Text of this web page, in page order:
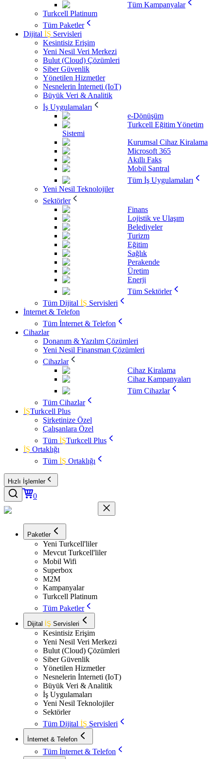
Tüm Kampanyalar
Turkcell Platinum
Tüm Paketler
Dijital İŞ Servisleri
Kesintisiz Erişim
Yeni Nesil Veri Merkezi
Bulut (Cloud) Çözümleri
Siber Güvenlik
Yönetilen Hizmetler
Nesnelerin İnterneti (IoT)
Büyük Veri & Analitik
İş Uygulamaları
e-Dönüşüm
Turkcell Eğitim Yönetim
Sistemi
Kurumsal Cihaz Kiralama
Microsoft 365
Akıllı Faks
Mobil Santral
Tüm İş Uygulamaları
Yeni Nesil Teknolojiler
Sektörler
Finans
Lojistik ve Ulaşım
Belediyeler
Turizm
Eğitim
Sağlık
Perakende
Üretim
Enerji
Tüm Sektörler
Tüm Dijital İŞ Servisleri
İnternet & Telefon
Tüm İnternet & Telefon
Cihazlar
Donanım & Yazılım Çözümleri
Yeni Nesil Finansman Çözümleri
Cihazlar
Cihaz Kiralama
Cihaz Kampanyaları
Tüm Cihazlar
Tüm Cihazlar
İŞTurkcell Plus
Şirketinize Özel
Çalışanlara Özel
Tüm İŞTurkcell Plus
İŞ Ortaklığı
Tüm İŞ Ortaklığı
Hızlı İşlemler
0
Paketler
Yeni Turkcell'liler
Mevcut Turkcell'liler
Mobil Wifi
Superbox
M2M
Kampanyalar
Turkcell Platinum
Tüm Paketler
Dijital İŞ Servisleri
Kesintisiz Erişim
Yeni Nesil Veri Merkezi
Bulut (Cloud) Çözümleri
Siber Güvenlik
Yönetilen Hizmetler
Nesnelerin İnterneti (IoT)
Büyük Veri & Analitik
İş Uygulamaları
Yeni Nesil Teknolojiler
Sektörler
Tüm Dijital İŞ Servisleri
İnternet & Telefon
Tüm İnternet & Telefon